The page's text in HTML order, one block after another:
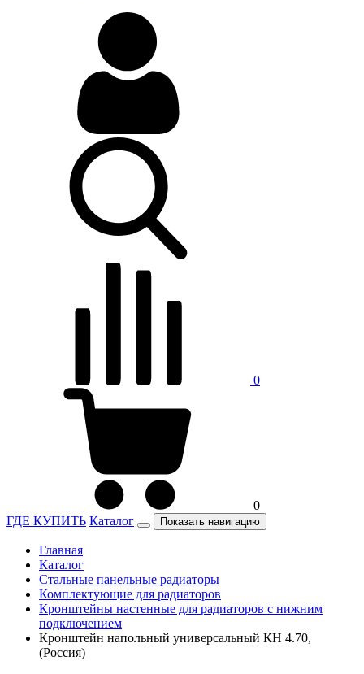
0
0
ГДЕ КУПИТЬ Каталог Показать навигацию
Главная
Каталог
Стальные панельные радиаторы
Комплектующие для радиаторов
Кронштейны настенные для радиаторов с нижним
подключением
Кронштейн напольный универсальный КН 4.70,
(Россия)